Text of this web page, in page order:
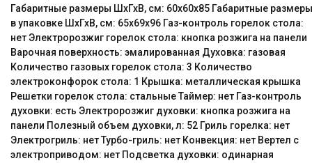
Габаритные размеры ШхГхВ, см: 60x60x85 Габаритные размеры
в упаковке ШхГхВ, см: 65х69х96 Газ-контроль горелок стола:
нет Электророзжиг горелок стола: кнопка розжига на панели
Варочная поверхность: эмалированная Духовка: газовая
Количество газовых горелок стола: 3 Количество
электроконфорок стола: 1 Крышка: металлическая крышка
Решетки горелок стола: стальные Таймер: нет Газ-контроль
духовки: есть Электророзжиг духовки: кнопка розжига на
панели Полезный объем духовки, л: 52 Гриль горелка: нет
Электрогриль: нет Турбо-гриль: нет Конвекция: нет Вертел с
электроприводом: нет Подсветка духовки: одинарная